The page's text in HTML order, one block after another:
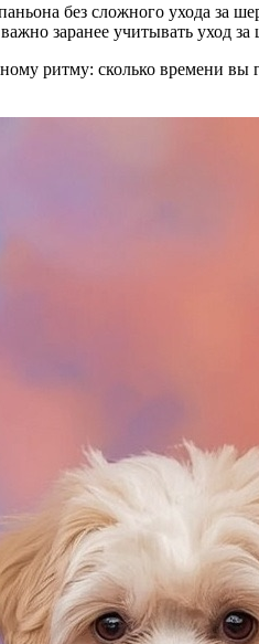
без сложного ухода за
заранее учитывать уход
ритму: сколько времени